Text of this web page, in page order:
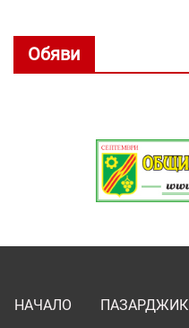
Обяви
НАЧАЛО ПАЗАРДЖИК